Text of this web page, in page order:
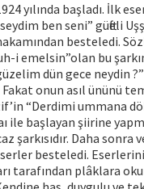
yılında başladı. İlk
ben seni” güfteli
besteledi.
i emelsin”olan bu
dün gece neydin
onun asıl ününü
“Derdimi ummana
ile başlayan şiirine
şarkısıdır. Daha
besteledi.
tarafından plâklara